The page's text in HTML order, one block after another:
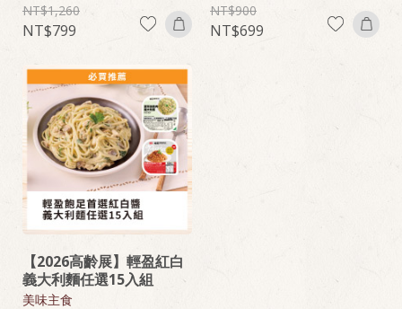
1,260
799
900
699
【2026高齡展】輕盈紅白
義大利麵任選15入組
美味主食